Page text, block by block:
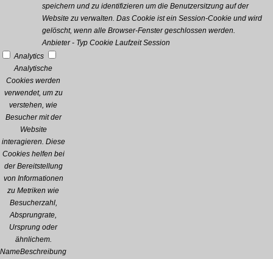
speichern und zu identifizieren um die Benutzersitzung auf der
Website zu verwalten. Das Cookie ist ein Session-Cookie und wird
gelöscht, wenn alle Browser-Fenster geschlossen werden.
Anbieter - Typ Cookie Laufzeit Session
Analytics
Analytische
Cookies werden
verwendet, um zu
verstehen, wie
Besucher mit der
Website
interagieren. Diese
Cookies helfen bei
der Bereitstellung
von Informationen
zu Metriken wie
Besucherzahl,
Absprungrate,
Ursprung oder
ähnlichem.
NameBeschreibung